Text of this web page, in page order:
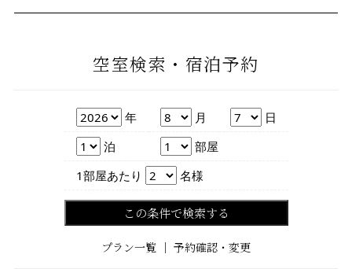
空室検索・宿泊予約
年 年 月 月 日
日
泊数 泊 部屋数 部屋
1部屋あたり
人数 名様
この条件で検索する
プラン一覧 ｜ 予約確認・変更